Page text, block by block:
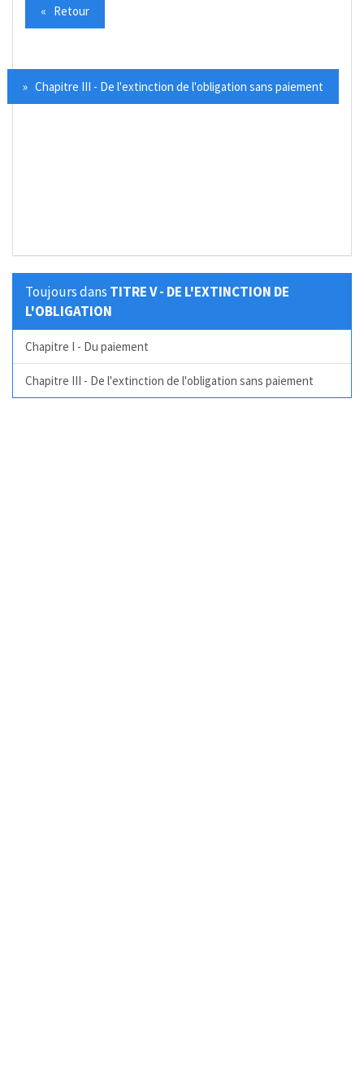
« Retour
» Chapitre III - De l'extinction de l'obligation sans paiement
Toujours dans TITRE V - DE L'EXTINCTION DE
L'OBLIGATION
Chapitre I - Du paiement
Chapitre III - De l'extinction de l'obligation sans paiement